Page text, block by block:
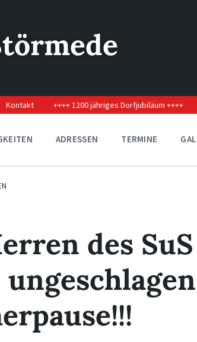
Kontakt ++++ 1200 jähriges Dorfjubiläum ++++
ADRESSEN TERMINE
des